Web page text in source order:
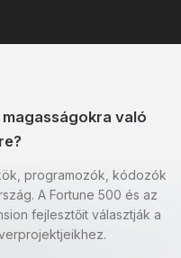
való
programozók, kódozók
A Fortune 500 és az
fejlesztőit választják a